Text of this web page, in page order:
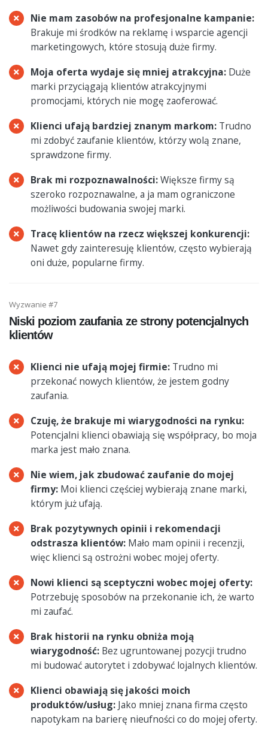
Nie mam zasobów na profesjonalne kampanie:
Brakuje mi środków na reklamę i wsparcie agencji
marketingowych, które stosują duże firmy.
Moja oferta wydaje się mniej atrakcyjna: Duże
marki przyciągają klientów atrakcyjnymi
promocjami, których nie mogę zaoferować.
Klienci ufają bardziej znanym markom: Trudno
mi zdobyć zaufanie klientów, którzy wolą znane,
sprawdzone firmy.
Brak mi rozpoznawalności:Większe firmy są
szeroko rozpoznawalne, a ja mam ograniczone
możliwości budowania swojej marki.
Tracę klientów na rzecz większej konkurencji:
Nawet gdy zainteresuję klientów, często wybierają
oni duże, popularne firmy.
Wyzwanie #7
Niski poziom zaufania ze strony potencjalnych
klientów
Klienci nie ufają mojej firmie: Trudno mi
przekonać nowych klientów, że jestem godny
zaufania.
Czuję, że brakuje mi wiarygodności na rynku:
Potencjalni klienci obawiają się współpracy, bo moja
marka jest mało znana.
Nie wiem, jak zbudować zaufanie do mojej
firmy: Moi klienci częściej wybierają znane marki,
którym już ufają.
Brak pozytywnych opinii i rekomendacji
odstrasza klientów: Mało mam opinii i recenzji,
więc klienci są ostrożni wobec mojej oferty.
Nowi klienci są sceptyczni wobec mojej oferty:
Potrzebuję sposobów na przekonanie ich, że warto
mi zaufać.
Brak historii na rynku obniża moją
wiarygodność: Bez ugruntowanej pozycji trudno
mi budować autorytet i zdobywać lojalnych klientów.
Klienci obawiają się jakości moich
produktów/usług: Jako mniej znana firma często
napotykam na barierę nieufności co do mojej oferty.